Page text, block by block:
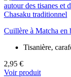
Cuillère à Matcha en
Tisanière,
2,95 €
Voir produit